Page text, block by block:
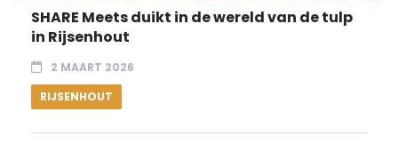
SHARE Meets duikt in de wereld van de tulp
in Rijsenhout
2 MAART 2026
RIJSENHOUT